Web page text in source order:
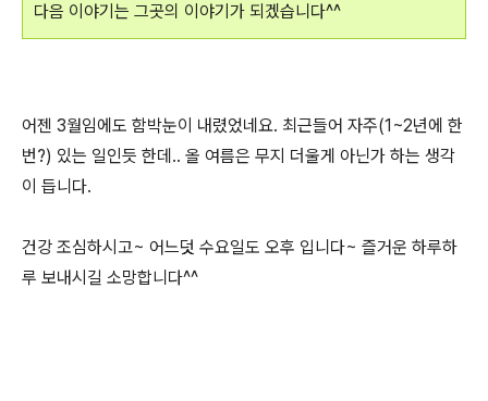
다음 이야기는 그곳의 이야기가 되겠습니다^^
어젠 3월임에도 함박눈이 내렸었네요. 최근들어 자주(1~2년에 한
번?) 있는 일인듯 한데.. 올 여름은 무지 더울게 아닌가 하는 생각
이 듭니다.
건강 조심하시고~ 어느덧 수요일도 오후 입니다~ 즐거운 하루하
루 보내시길 소망합니다^^